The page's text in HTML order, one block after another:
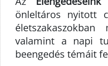
önleltáros nyitott
életszakaszokban
valamint a napi
beengedés témáit